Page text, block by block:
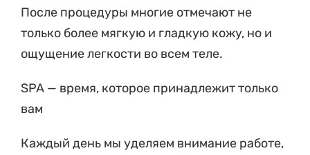
После процедуры многие отмечают не
только более мягкую и гладкую кожу, но и
ощущение легкости во всем теле.
SPA — время, которое принадлежит только
вам
Каждый день мы уделяем внимание работе,